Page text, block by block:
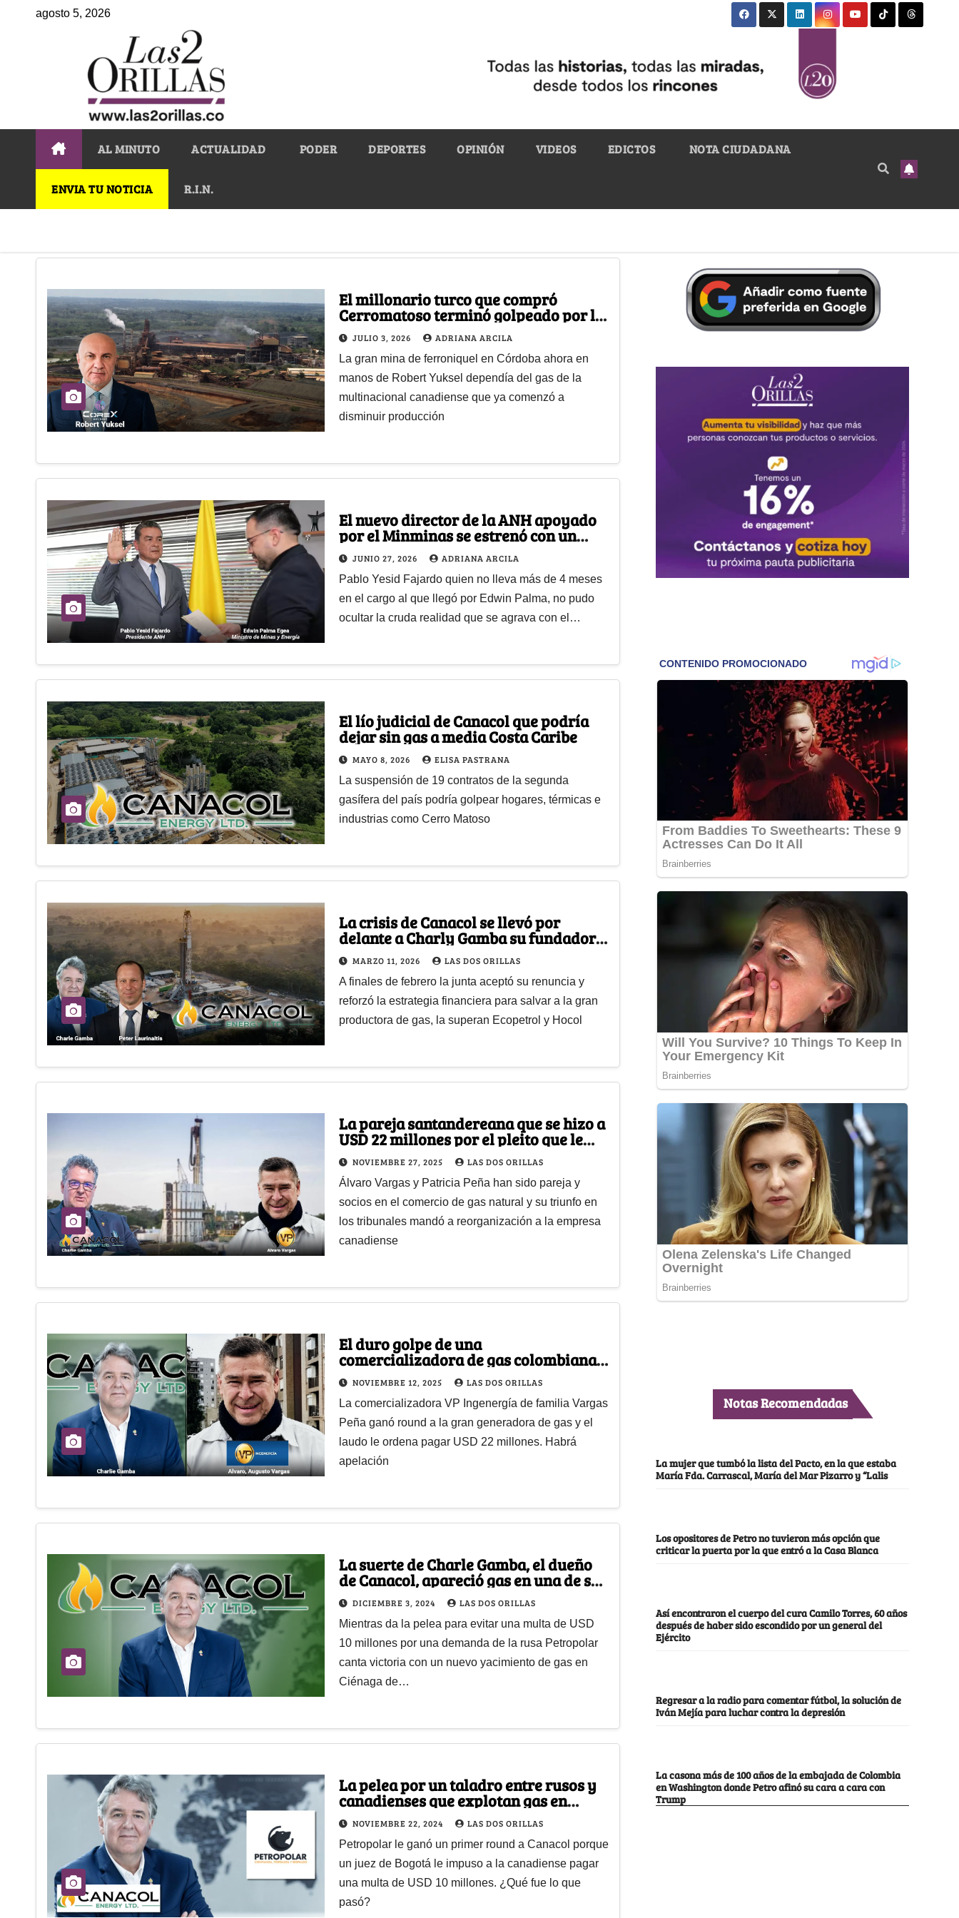
agosto 5, 2026
AL MINUTO ACTUALIDAD PODER DEPORTES OPINIÓN VIDEOS EDICTOS NOTA CIUDADANA
ENVIA TU NOTICIA R.I.N.
El millonario turco que compró
Cerromatoso terminó golpeado por la
crisis de gas en Canacol
JULIO 3, 2026 ADRIANA ARCILA
La gran mina de ferroniquel en Córdoba ahora en
manos de Robert Yuksel dependía del gas de la
multinacional canadiense que ya comenzó a
disminuir producción
El nuevo director de la ANH apoyado
por el Minminas se estrenó con un
devastador informe sobre el gas en
Colombia
JUNIO 27, 2026 ADRIANA ARCILA
Pablo Yesid Fajardo quien no lleva más de 4 meses
en el cargo al que llegó por Edwin Palma, no pudo
ocultar la cruda realidad que se agrava con el…
El lío judicial de Canacol que podría
dejar sin gas a media Costa Caribe
MAYO 8, 2026 ELISA PASTRANA
La suspensión de 19 contratos de la segunda
gasífera del país podría golpear hogares, térmicas e
industrias como Cerro Matoso
La crisis de Canacol se llevó por
delante a Charly Gamba su fundador y
ceo por 18 años
MARZO 11, 2026 LAS DOS ORILLAS
A finales de febrero la junta aceptó su renuncia y
reforzó la estrategia financiera para salvar a la gran
productora de gas, la superan Ecopetrol y Hocol
La pareja santandereana que se hizo a
USD 22 millones por el pleito que le
ganó a Canacol Energy
NOVIEMBRE 27, 2025 LAS DOS ORILLAS
Álvaro Vargas y Patricia Peña han sido pareja y
socios en el comercio de gas natural y su triunfo en
los tribunales mandó a reorganización a la empresa
canadiense
El duro golpe de una
comercializadora de gas colombiana a
la canadiense Canacol en cabeza de
Charle Gamba
NOVIEMBRE 12, 2025 LAS DOS ORILLAS
La comercializadora VP Ingenergía de familia Vargas
Peña ganó round a la gran generadora de gas y el
laudo le ordena pagar USD 22 millones. Habrá
apelación
La suerte de Charle Gamba, el dueño
de Canacol, apareció gas en una de sus
exploraciones en Córdoba
DICIEMBRE 3, 2024 LAS DOS ORILLAS
Mientras da la pelea para evitar una multa de USD
10 millones por una demanda de la rusa Petropolar
canta victoria con un nuevo yacimiento de gas en
Ciénaga de…
La pelea por un taladro entre rusos y
canadienses que explotan gas en
Colombia
NOVIEMBRE 22, 2024 LAS DOS ORILLAS
Petropolar le ganó un primer round a Canacol porque
un juez de Bogotá le impuso a la canadiense pagar
una multa de USD 10 millones. ¿Qué fue lo que
pasó?
Notas Recomendadas
La mujer que tumbó la lista del Pacto, en la que estaba
María Fda. Carrascal, María del Mar Pizarro y “Lalis
Los opositores de Petro no tuvieron más opción que
criticar la puerta por la que entró a la Casa Blanca
Así encontraron el cuerpo del cura Camilo Torres, 60 años
después de haber sido escondido por un general del
Ejército
Regresar a la radio para comentar fútbol, la solución de
Iván Mejía para luchar contra la depresión
La casona más de 100 años de la embajada de Colombia
en Washington donde Petro afinó su cara a cara con
Trump